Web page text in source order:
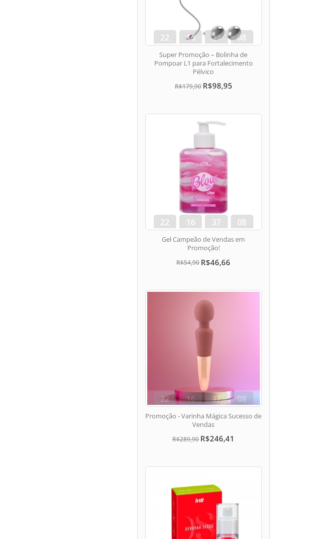
22
dias
16
hora
37
min
07
seg
Super Promoção – Bolinha de
Pompoar L1 para Fortalecimento
Pélvico
R$179,90 R$98,95
22
dias
16
hora
37
min
07
seg
Gel Campeão de Vendas em
Promoção!
R$54,90 R$46,66
22
dias
16
hora
37
min
07
seg
Promoção - Varinha Mágica Sucesso de
Vendas
R$289,90 R$246,41